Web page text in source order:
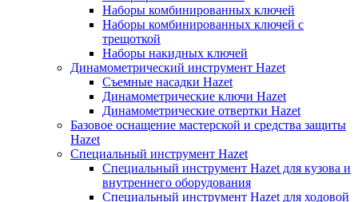
Наборы комбинированных ключей
Наборы комбинированных ключей с
трещоткой
Наборы накидных ключей
Динамометрический инструмент Hazet
Съемные насадки Hazet
Динамометрические ключи Hazet
Динамометрические отвертки Hazet
Базовое оснащение мастерской и средства защиты
Hazet
Специальный инструмент Hazet
Специальный инструмент Hazet для кузова и
внутреннего оборудования
Специальный инструмент Hazet для ходовой